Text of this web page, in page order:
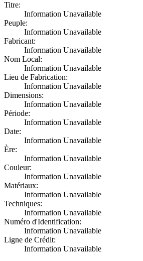
Titre:
Information Unavailable
Peuple:
Information Unavailable
Fabricant:
Information Unavailable
Nom Local:
Information Unavailable
Lieu de Fabrication:
Information Unavailable
Dimensions:
Information Unavailable
Période:
Information Unavailable
Date:
Information Unavailable
Ère:
Information Unavailable
Couleur:
Information Unavailable
Matériaux:
Information Unavailable
Techniques:
Information Unavailable
Numéro d'Identification:
Information Unavailable
Ligne de Crédit:
Information Unavailable